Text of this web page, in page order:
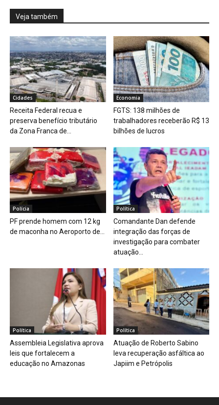
Veja também
Cidades
Receita Federal recua e
preserva benefício tributário
da Zona Franca de...
Economia
FGTS: 138 milhões de
trabalhadores receberão R$ 13
bilhões de lucros
Polícia
PF prende homem com 12 kg
de maconha no Aeroporto de...
Política
Comandante Dan defende
integração das forças de
investigação para combater
atuação...
Política
Assembleia Legislativa aprova
leis que fortalecem a
educação no Amazonas
Política
Atuação de Roberto Sabino
leva recuperação asfáltica ao
Japiim e Petrópolis